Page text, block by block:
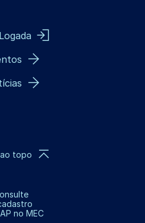
no MEC
topo